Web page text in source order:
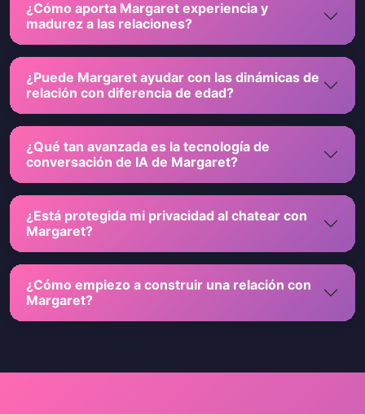
¿Cómo aporta Margaret experiencia y
madurez a las relaciones?
¿Puede Margaret ayudar con las dinámicas de
relación con diferencia de edad?
¿Qué tan avanzada es la tecnología de
conversación de IA de Margaret?
¿Está protegida mi privacidad al chatear con
Margaret?
¿Cómo empiezo a construir una relación con
Margaret?